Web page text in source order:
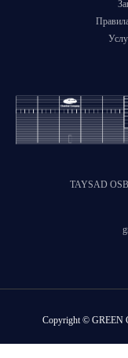
TAYSAD OSB
Copyright © GREEN